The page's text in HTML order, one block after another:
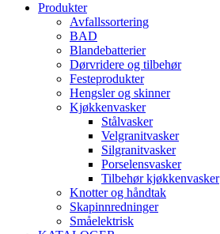
Produkter
Avfallssortering
BAD
Blandebatterier
Dørvridere og tilbehør
Festeprodukter
Hengsler og skinner
Kjøkkenvasker
Stålvasker
Velgranitvasker
Silgranitvasker
Porselensvasker
Tilbehør kjøkkenvasker
Knotter og håndtak
Skapinnredninger
Småelektrisk